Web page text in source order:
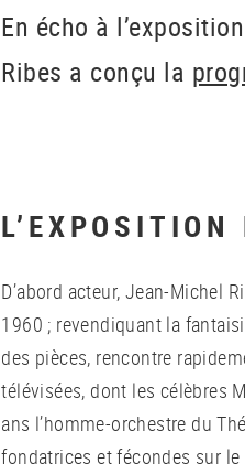
En écho à
Ribes a conçu la
L’EXPOSITION
D’abord acteur, Jean-Michel
1960 ; revendiquant la
des pièces, rencontre
télévisées, dont les célèbres
ans l’homme-orchestre du
fondatrices et fécondes sur